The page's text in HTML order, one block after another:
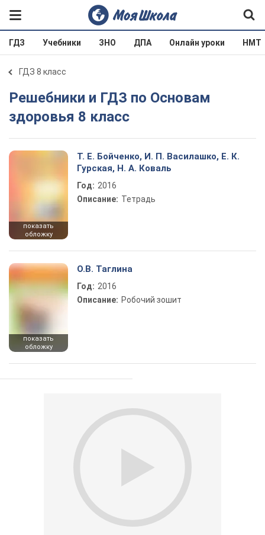
ГДЗ Учебники ЗНО ДПА Онлайн уроки НМТ
ГДЗ 8 класс
Решебники и ГДЗ по Основам
здоровья 8 класс
показать
обложку
Т. Е. Бойченко, И. П. Василашко, Е. К.
Гурская, Н. А. Коваль
Год: 2016
Описание: Тетрадь
показать
обложку
О.В. Таглина
Год: 2016
Описание: Робочий зошит